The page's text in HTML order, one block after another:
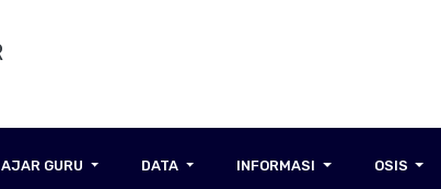
GURU DATA INFORMASI OSIS